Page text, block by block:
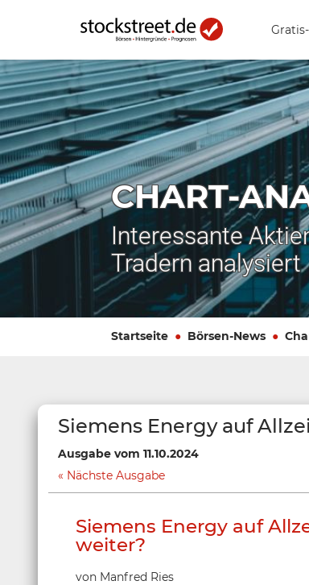
CHART-
Interessante
Tradern analysiert
Startseite Börsen-News
Siemens Energy auf
Ausgabe vom 11.10.2024
Nächste Ausgabe
Siemens Energy auf
weiter?
von Manfred Ries